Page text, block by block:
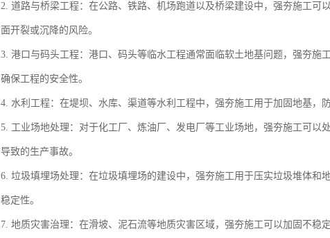
2. 道路与桥梁工程：在公路、铁路、机场跑道以及桥梁建设中，强夯施工可
面开裂或沉降的风险。
3. 港口与码头工程：港口、码头等临水工程通常面临软土地基问题，强夯施
确保工程的安全性。
4. 水利工程：在堤坝、水库、渠道等水利工程中，强夯施工用于加固地基，
5. 工业场地处理：对于化工厂、炼油厂、发电厂等工业场地，强夯施工可以
导致的生产事故。
6. 垃圾填埋场处理：在垃圾填埋场的建设中，强夯施工用于压实垃圾堆体和
稳定性。
7. 地质灾害治理：在滑坡、泥石流等地质灾害区域，强夯施工可以加固不稳